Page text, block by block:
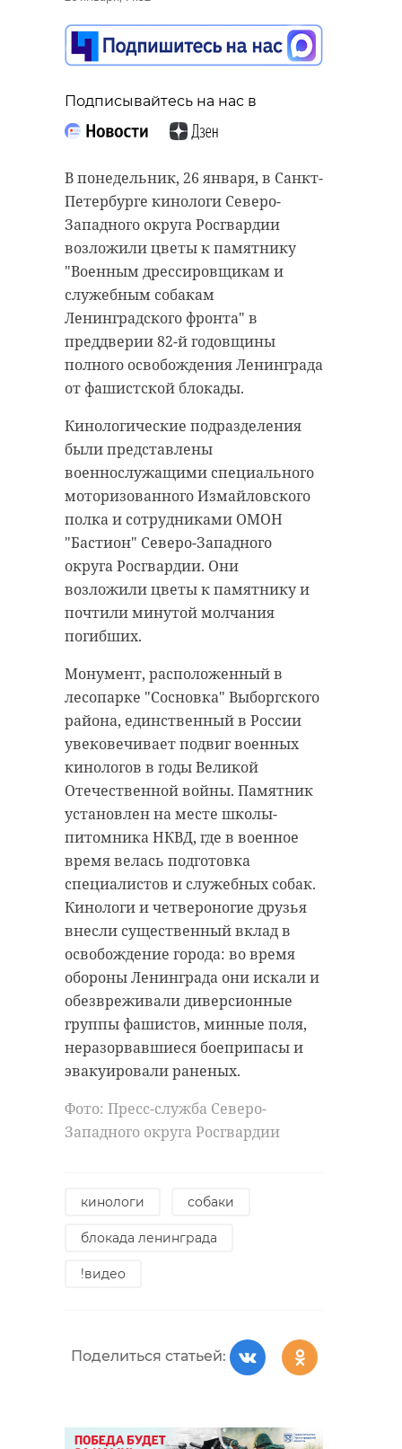
Подписывайтесь на нас в
В понедельник, 26 января, в Санкт-
Петербурге кинологи Северо-
Западного округа Росгвардии
возложили цветы к памятнику
"Военным дрессировщикам и
служебным собакам
Ленинградского фронта" в
преддверии 82-й годовщины
полного освобождения Ленинграда
от фашистской блокады.
Кинологические подразделения
были представлены
военнослужащими специального
моторизованного Измайловского
полка и сотрудниками ОМОН
"Бастион" Северо-Западного
округа Росгвардии. Они
возложили цветы к памятнику и
почтили минутой молчания
погибших.
Монумент, расположенный в
лесопарке "Сосновка" Выборгского
района, единственный в России
увековечивает подвиг военных
кинологов в годы Великой
Отечественной войны. Памятник
установлен на месте школы-
питомника НКВД, где в военное
время велась подготовка
специалистов и служебных собак.
Кинологи и четвероногие друзья
внесли существенный вклад в
освобождение города: во время
обороны Ленинграда они искали и
обезвреживали диверсионные
группы фашистов, минные поля,
неразорвавшиеся боеприпасы и
эвакуировали раненых.
Фото: Пресс-служба Северо-
Западного округа Росгвардии
кинологи собаки
блокада ленинграда
!видео
Поделиться статьей: